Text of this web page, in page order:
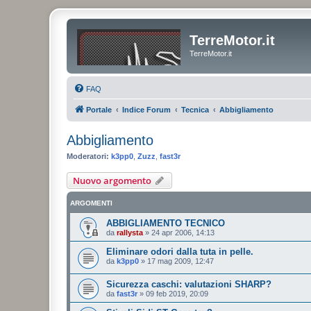
TerreMotor.it
TerreMotor.it
FAQ
Portale Indice Forum Tecnica Abbigliamento
Abbigliamento
Moderatori: k3pp0 Zuzz fast3r
Nuovo argomento
ARGOMENTI
ABBIGLIAMENTO TECNICO
da rallysta » 24 apr 2006, 14:13
Eliminare odori dalla tuta in pelle.
da k3pp0 » 17 mag 2009, 12:47
Sicurezza caschi: valutazioni SHARP?
da fast3r » 09 feb 2019, 20:09